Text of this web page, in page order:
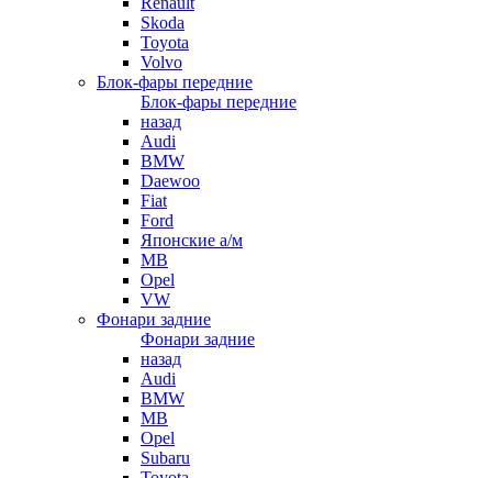
Skoda
Toyota
Volvo
Блок-фары передние
Блок-фары передние
назад
Audi
BMW
Daewoo
Fiat
Ford
Японские а/м
MB
Opel
VW
Фонари задние
Фонари задние
назад
Audi
BMW
MB
Opel
Subaru